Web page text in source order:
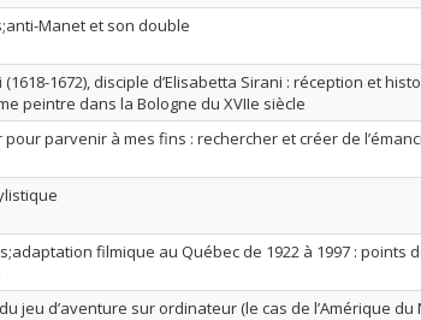
Manet et son double
1672), disciple d’Elisabetta Sirani : réception et
peintre dans la Bologne du XVIIe siècle
parvenir à mes fins : rechercher et créer de
filmique au Québec de 1922 à 1997 : points
jeu d’aventure sur ordinateur (le cas de l’Amérique du